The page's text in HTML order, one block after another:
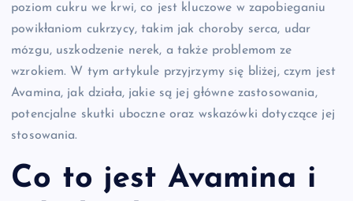
poziom cukru we krwi, co jest kluczowe w zapobieganiu
powikłaniom cukrzycy, takim jak choroby serca, udar
mózgu, uszkodzenie nerek, a także problemom ze
wzrokiem. W tym artykule przyjrzymy się bliżej, czym jest
Avamina, jak działa, jakie są jej główne zastosowania,
potencjalne skutki uboczne oraz wskazówki dotyczące jej
stosowania.
Co to jest Avamina i